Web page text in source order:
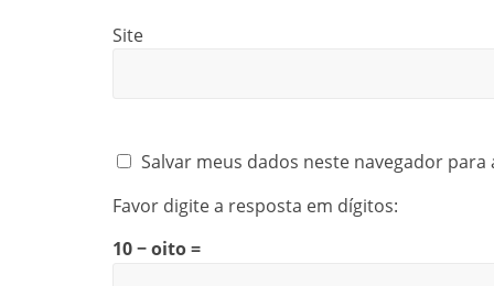
Site
Salvar meus dados neste navegador
Favor digite a resposta em dígitos:
10 − oito =